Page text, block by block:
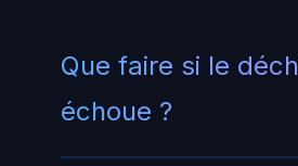
Que faire si le
échoue ?